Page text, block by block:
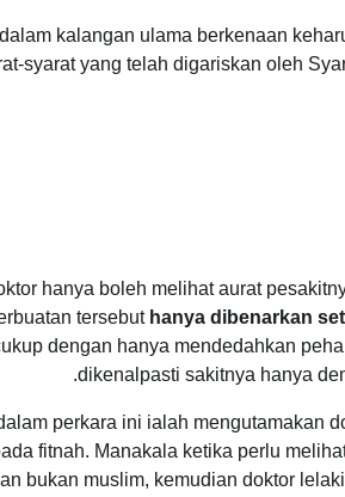
kalangan ulama berkenaan
syarat yang telah digariskan oleh
hanya boleh melihat aurat
tersebut hanya dibenarkan
dengan hanya mendedahkan
dikenalpasti sakitnya hanya
perkara ini ialah mengutamakan
fitnah. Manakala ketika perlu
bukan muslim, kemudian doktor